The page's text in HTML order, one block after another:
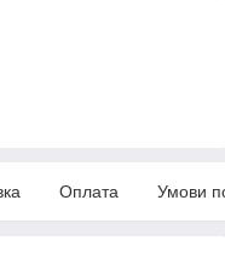
Оплата Умови